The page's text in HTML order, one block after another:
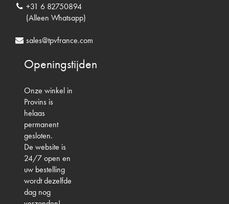
+31 6 82750894
(Alleen Whatsapp)
sales@tpvfrance.com
Openingstijden
Onze winkel in
Provins is
helaas
permanent
gesloten.
De website is
24/7 open en
uw bestelling
wordt dezelfde
dag nog